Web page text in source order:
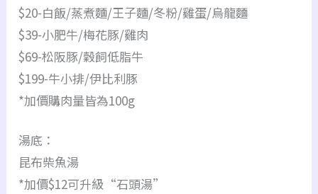
$20-白飯/蒸煮麵/王子麵/冬粉/雞蛋/烏龍麵
$39-小肥牛/梅花豚/雞肉
$69-松阪豚/穀飼低脂牛
$199-牛小排/伊比利豚
*加價購肉量皆為100g
湯底：
昆布柴魚湯
*加價$12可升級“石頭湯”